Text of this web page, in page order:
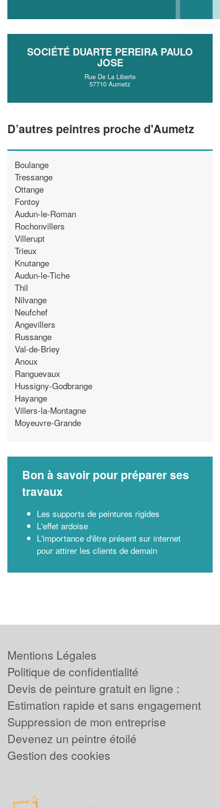
SOCIÉTÉ DUARTE PEREIRA PAULO
JOSE
Rue De La Liberte
57710 Aumetz
D’autres peintres proche d'Aumetz
Boulange
Tressange
Ottange
Fontoy
Audun-le-Roman
Rochonvillers
Villerupt
Trieux
Knutange
Audun-le-Tiche
Thil
Nilvange
Neufchef
Angevillers
Russange
Val-de-Briey
Anoux
Ranguevaux
Hussigny-Godbrange
Hayange
Villers-la-Montagne
Moyeuvre-Grande
Bon à savoir pour préparer ses
travaux
Les supports de peintures rigides
L'effet ardoise
L'importance d'être présent sur internet
pour attirer les clients de demain
Mentions Légales
Politique de confidentialité
Devis de peinture gratuit en ligne :
Estimation rapide et sans engagement
Suppression de mon entreprise
Devenez un peintre étoilé
Gestion des cookies